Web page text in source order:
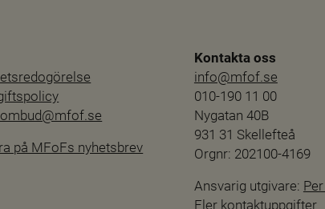
på MFoFs nyhetsbrev
Kontakta oss
info@mfof.se
010-190 11 00
Nygatan 40B
931 31 Skellefteå
Orgnr: 202100-4169
Ansvarig utgivare:
Fler kontaktuppgifter